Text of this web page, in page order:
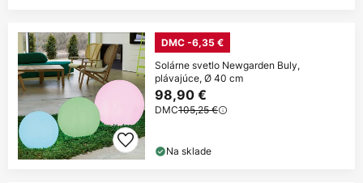
DMC -6,35 €
Solárne svetlo Newgarden Buly,
plávajúce, Ø 40 cm
98,90 €
DMC105,25 €
Na sklade